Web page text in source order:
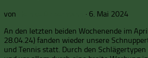
von · 6. Mai 2024
An den letzten beiden Wochenende im
28.04.24) fanden wieder unsere
und Tennis statt. Durch den